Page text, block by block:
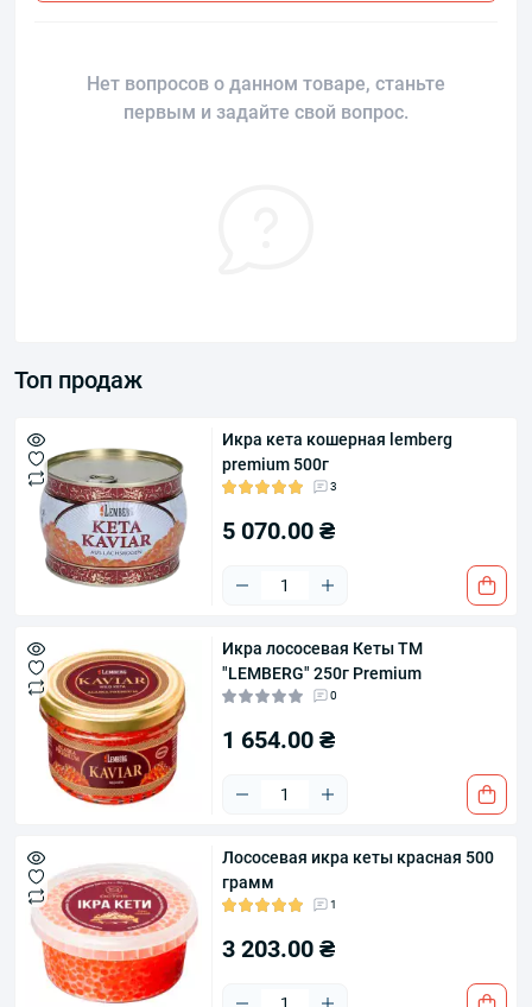
Нет вопросов о данном товаре, станьте
первым и задайте свой вопрос.
Топ продаж
Икра кета кошерная lemberg
premium 500г
3
5 070.00 ₴
Икра лососевая Кеты ТМ
"LEMBERG" 250г Premium
0
1 654.00 ₴
Лососевая икра кеты красная 500
грамм
1
3 203.00 ₴